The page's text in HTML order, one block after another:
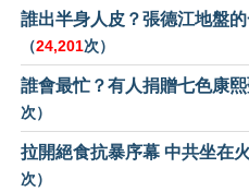
誰出半身人皮？張德江地盤
（24,201次）
誰會最忙？有人捐贈七色康
次）
拉開絕食抗暴序幕 中共坐在
次）